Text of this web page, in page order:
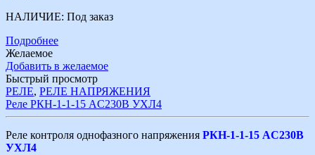
НАЛИЧИЕ: Под заказ
Подробнее
Желаемое
Добавить в желаемое
Быстрый просмотр
РЕЛЕ, РЕЛЕ НАПРЯЖЕНИЯ
Реле РКН-1-1-15 AC230В УХЛ4
Реле контроля однофазного напряжения РКН-1-1-15 AC230В
УХЛ4